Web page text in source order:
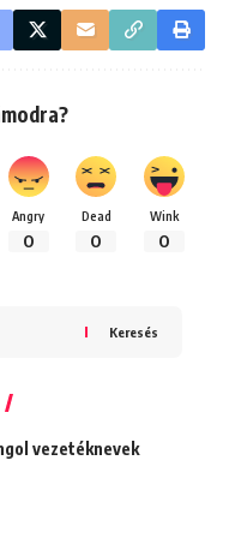
Angry
0
Dead
0
Wink
0
Keresés
vezetéknevek